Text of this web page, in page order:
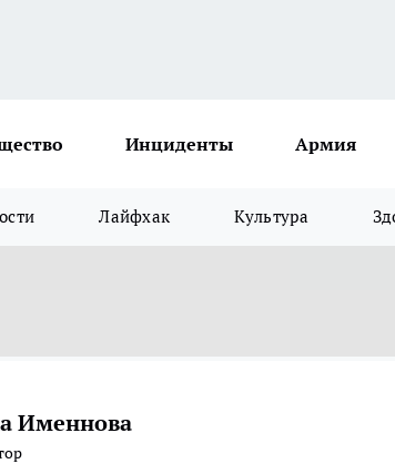
Инциденты Армия
Лайфхак Культура
Именнова